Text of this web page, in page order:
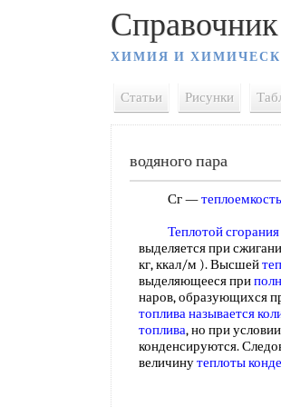
ХИМИЯ И
Статьи Рисунки
водяного пара
Сг —
Теплотой
выделяется при
кг, ккал/м ). Высшей
выделяющееся при
наров, образующихся
топлива называется
топлива, но при
конденсируются.
величинутеплоты